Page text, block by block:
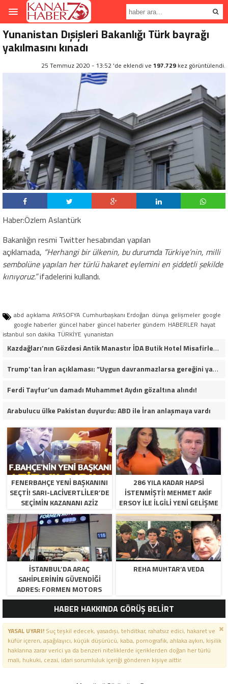
Yunanistan Dışişleri Bakanlığı Türk bayrağı
yakılmasını kınadı
25 Temmuz 2020 - 13:52 'de eklendi ve 197.729 kez görüntülendi.
Haber:Özlem Aslantürk
Bakanlığın resmi Twitter hesabından yapılan
açıklamada, “Herhangi bir ülkenin, bu durumda Türkiye’nin, milli
sembolüne yapılan her türlü hakaret eylemini en şiddetli şekilde
kınıyoruz.”ifadelerini kullandı.
abd açıklama AYASOFYA Cumhurbaşkanı Erdoğan dünya gelişmeler google
google haberler güncel haber güncel haberler gündem HABERLER hayat
istanbul son dakika TÜRKİYE yunanistan
Kazdağları’nın Gözdesi Antik Manastır İDA Butik Hotel Misafirlerinden Tam Not Alıyor
Trump’tan İran açıklaması: “Uygun davranmazlarsa gereğini yaparım”
Ferdi Tayfur’un damadı Muhammet Aydın gözaltına alındı!
Arabulucu ülke Pakistan duyurdu: ABD ile İran anlaşmaya vardı
FENERBAHÇE YENI BAŞKANINI
SEÇTI! SARI-LACIVERTLILER’DE
SEÇIMIN KAZANANI AZIZ
YILDIRIM OLDU
286 YILA KADAR HAPSI
ISTENMIŞTI! MEHMET AKIF
ERSOY ILE ILGILI YENI GELIŞME
İSTANBUL’DA ARAÇ
SAHIPLERININ GÜVENDIĞI
ADRES: FORMEN MOTORS
REHA MUHTAR’A VEDA
HABER HAKKINDA GÖRÜŞ BELİRT
YASAL UYARI!Suç teşkil edecek, yasadışı, tehditkar, rahatsız edici, hakaret ve
küfür içeren, aşağılayıcı, küçük düşürücü, kaba, pornografik, ahlaka aykırı, kişilik
haklarına zarar verici ya da benzeri niteliklerde içeriklerden doğan her türlü
mali, hukuki, cezai, idari sorumluluk içeriği gönderen kişiye aittir.